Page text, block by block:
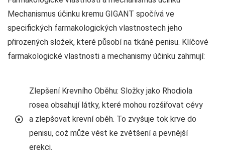
Mechanismus účinku kremu GIGANT spočívá ve
specifických farmakologických vlastnostech jeho
přirozených složek, které působí na tkáně penisu. Klíčové
farmakologické vlastnosti a mechanismy účinku zahrnují:
Zlepšení Krevního Oběhu: Složky jako Rhodiola
rosea obsahují látky, které mohou rozšiřovat cévy
a zlepšovat krevní oběh. To zvyšuje tok krve do
penisu, což může vést ke zvětšení a pevnější
erekci.